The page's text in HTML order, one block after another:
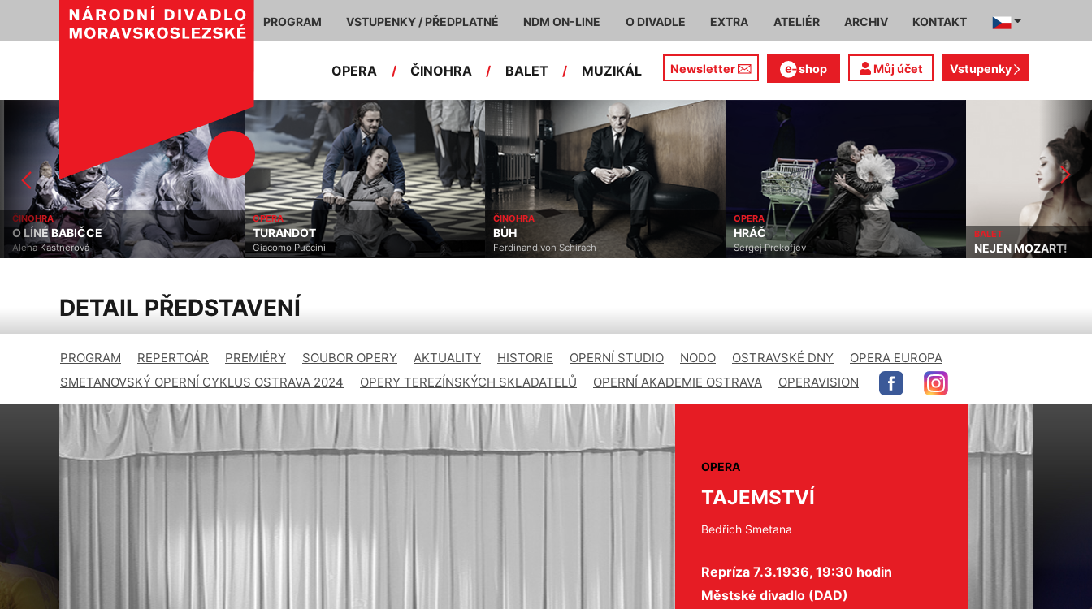
PROGRAM VSTUPENKY / PŘEDPLATNÉ NDM ON-LINE O DIVADLE EXTRA ATELIÉR ARCHIV KONTAKT
OPERA / ČINOHRA / BALET / MUZIKÁL Newsletter shop Můj účet Vstupenky
ČINOHRA
O LÍNÉ BABIČCE
Alena Kastnerová
OPERA
TURANDOT
Giacomo Puccini
ČINOHRA
BŮH
Ferdinand von Schirach
OPERA
HRÁČ
Sergej Prokofjev
BALET
NEJEN MOZART!
DETAIL PŘEDSTAVENÍ
PROGRAM REPERTOÁR PREMIÉRY SOUBOR OPERY AKTUALITY HISTORIE OPERNÍ STUDIO NODO OSTRAVSKÉ DNY
OPERA EUROPA
SMETANOVSKÝ OPERNÍ CYKLUS OSTRAVA 2024
OPERY TEREZÍNSKÝCH SKLADATELŮ OPERNÍ AKADEMIE OSTRAVA OPERAVISION
OPERA
TAJEMSTVÍ
Bedřich Smetana
Repríza 7.3.1936, 19:30 hodin
Městské divadlo (DAD)